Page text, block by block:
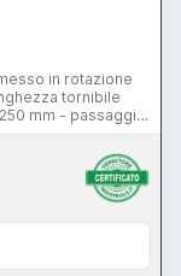
in rotazione
tornibile
mm - passaggio
30-3000
640 mm - canotto
4 - corsa asse X
trucioli -